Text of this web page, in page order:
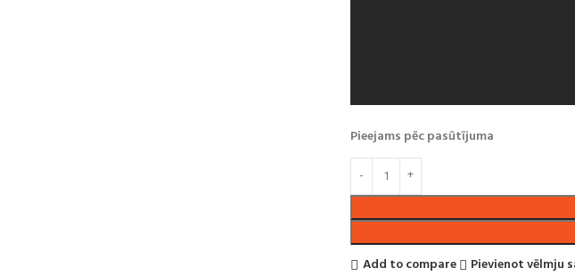
Pieejams pēc pasūtījuma
Add to compare
Pievienot vēlmju